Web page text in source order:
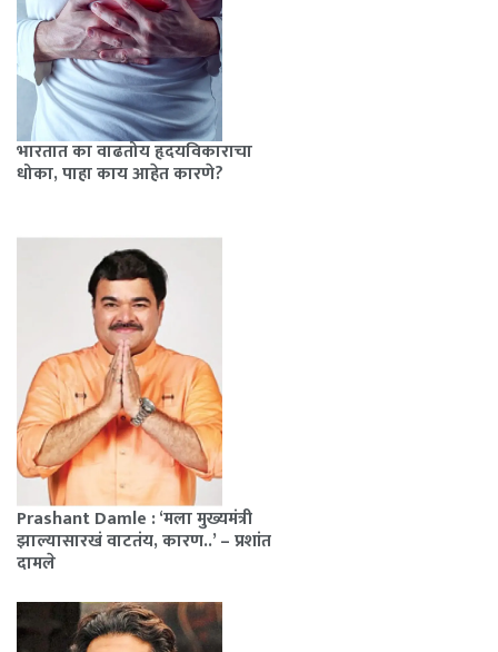
भारतात का वाढतोय हृदयविकाराचा
धोका, पाहा काय आहेत कारणे?
Prashant Damle : ‘मला मुख्यमंत्री
झाल्यासारखं वाटतंय, कारण..’ – प्रशांत
दामले